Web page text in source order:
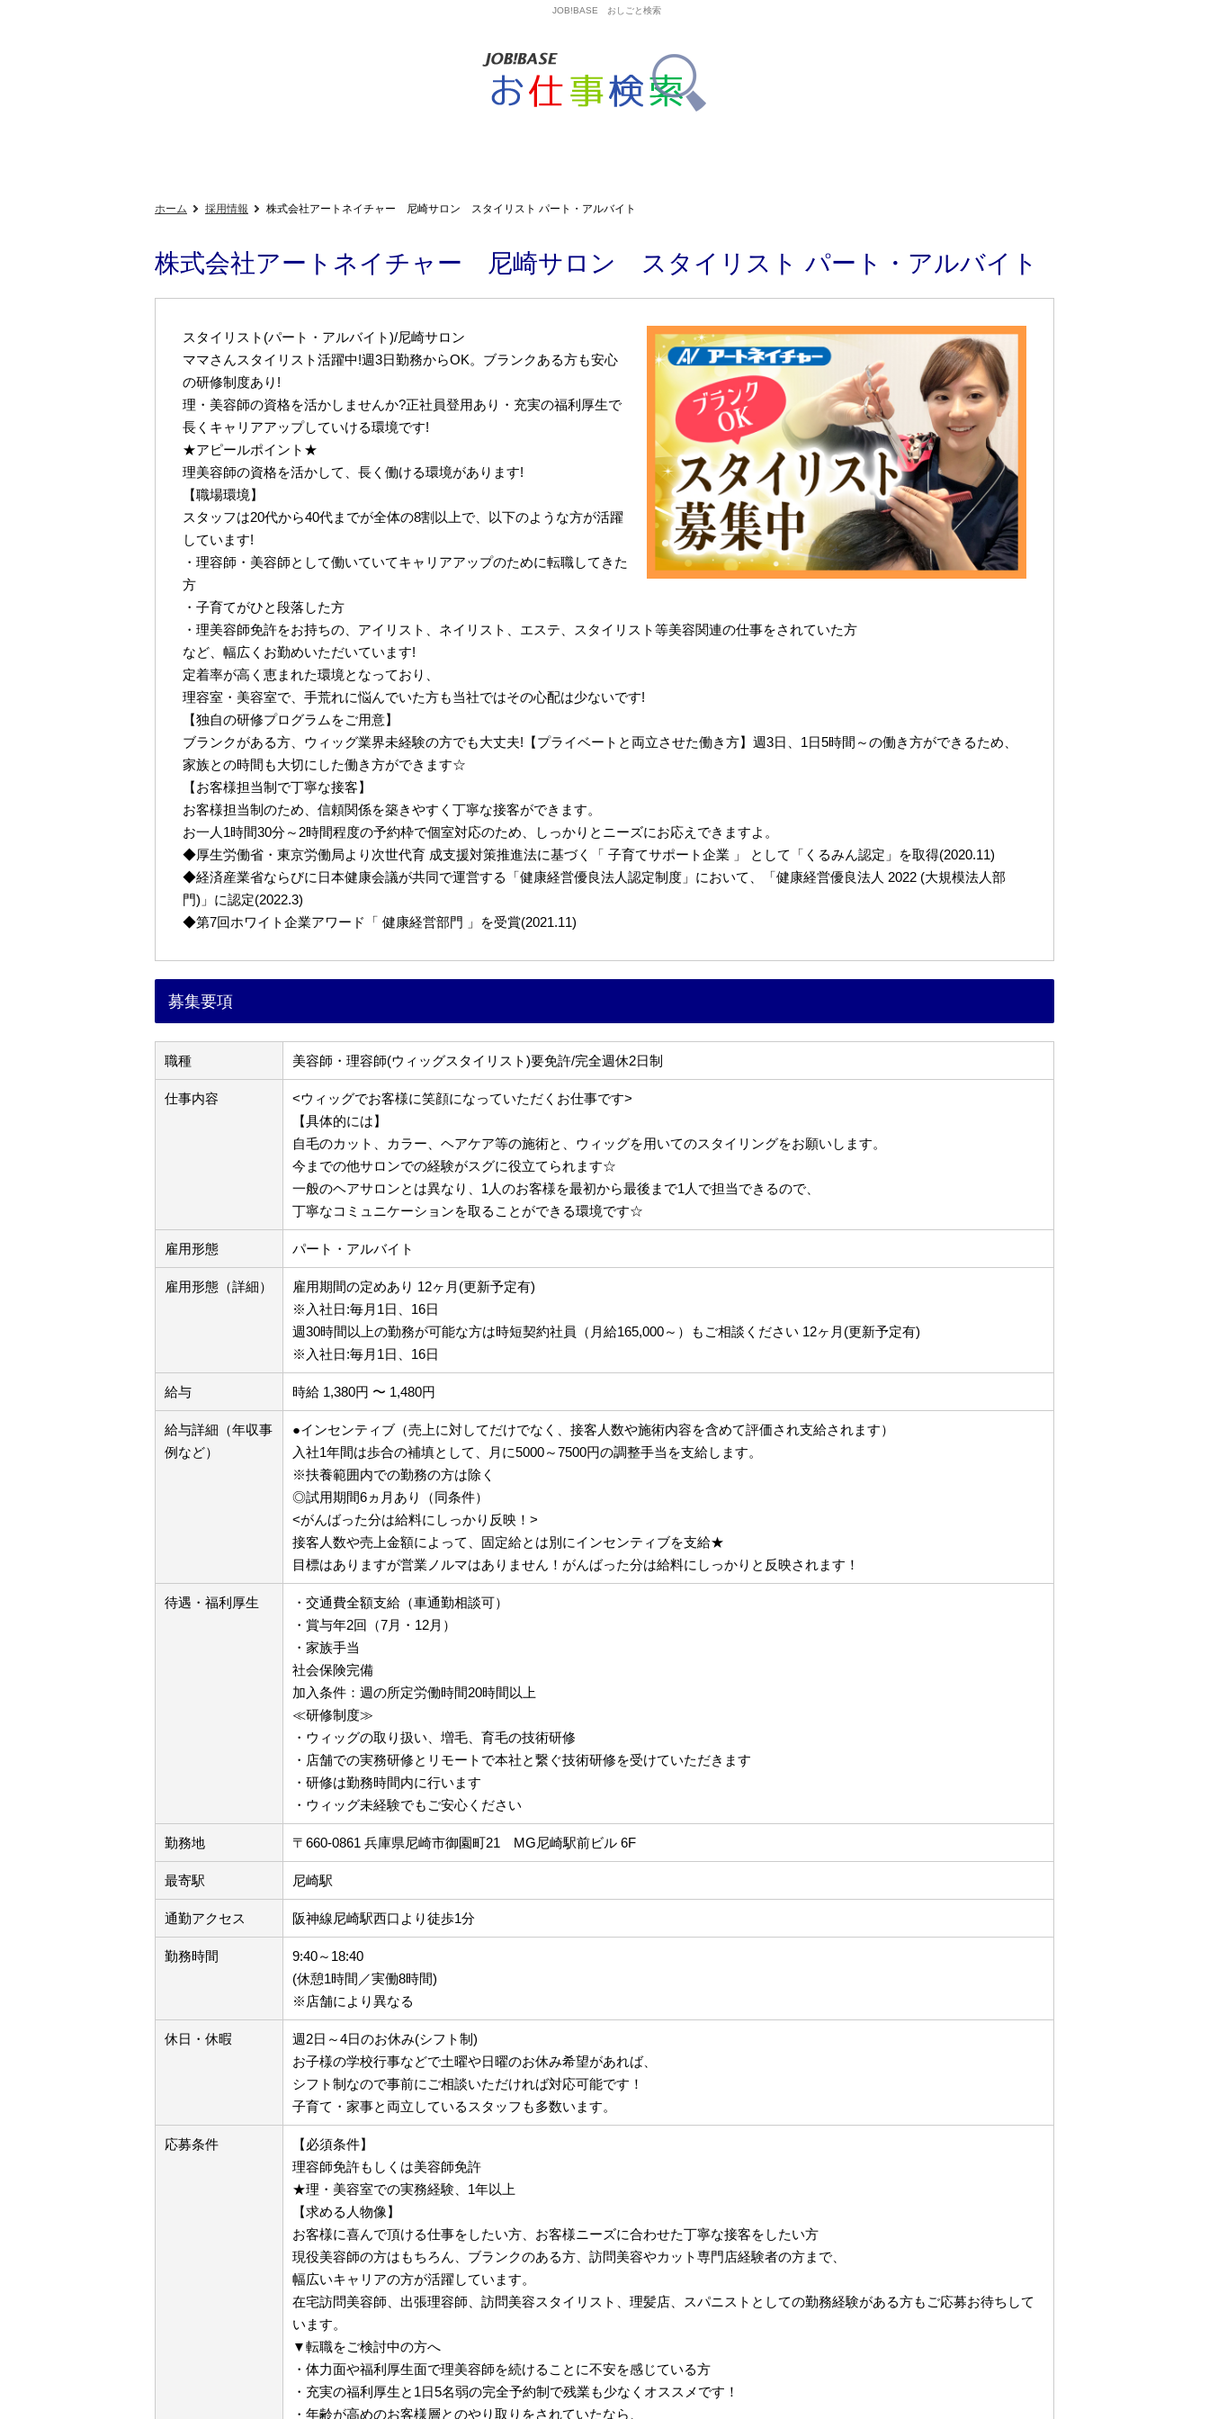
JOB!BASE おしごと検索
ホーム 採用情報 株式会社アートネイチャー 尼崎サロン スタイリスト パート・アルバイト
株式会社アートネイチャー 尼崎サロン スタイリスト パート・アルバイト
スタイリスト(パート・アルバイト)/尼崎サロン
ママさんスタイリスト活躍中!週3日勤務からOK。ブランクある方も安心
の研修制度あり!
理・美容師の資格を活かしませんか?正社員登用あり・充実の福利厚生で
長くキャリアアップしていける環境です!
★アピールポイント★
理美容師の資格を活かして、長く働ける環境があります!
【職場環境】
スタッフは20代から40代までが全体の8割以上で、以下のような方が活躍
しています!
・理容師・美容師として働いていてキャリアアップのために転職してきた
方
・子育てがひと段落した方
・理美容師免許をお持ちの、アイリスト、ネイリスト、エステ、スタイリスト等美容関連の仕事をされていた方
など、幅広くお勤めいただいています!
定着率が高く恵まれた環境となっており、
理容室・美容室で、手荒れに悩んでいた方も当社ではその心配は少ないです!
【独自の研修プログラムをご用意】
ブランクがある方、ウィッグ業界未経験の方でも大丈夫!【プライベートと両立させた働き方】週3日、1日5時間～の働き方ができるため、
家族との時間も大切にした働き方ができます☆
【お客様担当制で丁寧な接客】
お客様担当制のため、信頼関係を築きやすく丁寧な接客ができます。
お一人1時間30分～2時間程度の予約枠で個室対応のため、しっかりとニーズにお応えできますよ。
◆厚生労働省・東京労働局より次世代育 成支援対策推進法に基づく「 子育てサポート企業 」 として「くるみん認定」を取得(2020.11)
◆経済産業省ならびに日本健康会議が共同で運営する「健康経営優良法人認定制度」において、「健康経営優良法人 2022 (大規模法人部
門)」に認定(2022.3)
◆第7回ホワイト企業アワード「 健康経営部門 」を受賞(2021.11)
募集要項
職種 美容師・理容師(ウィッグスタイリスト)要免許/完全週休2日制
仕事内容
<ウィッグでお客様に笑顔になっていただくお仕事です>
【具体的には】
自毛のカット、カラー、ヘアケア等の施術と、ウィッグを用いてのスタイリングをお願いします。
今までの他サロンでの経験がスグに役立てられます☆
一般のヘアサロンとは異なり、1人のお客様を最初から最後まで1人で担当できるので、
丁寧なコミュニケーションを取ることができる環境です☆
雇用形態 パート・アルバイト
雇用形態（詳細）
雇用期間の定めあり 12ヶ月(更新予定有)
※入社日:毎月1日、16日
週30時間以上の勤務が可能な方は時短契約社員（月給165,000～）もご相談ください 12ヶ月(更新予定有)
※入社日:毎月1日、16日
給与 時給 1,380円 〜 1,480円
給与詳細（年収事
例など）
●インセンティブ（売上に対してだけでなく、接客人数や施術内容を含めて評価され支給されます）
入社1年間は歩合の補填として、月に5000～7500円の調整手当を支給します。
※扶養範囲内での勤務の方は除く
◎試用期間6ヵ月あり（同条件）
<がんばった分は給料にしっかり反映！>
接客人数や売上金額によって、固定給とは別にインセンティブを支給★
目標はありますが営業ノルマはありません！がんばった分は給料にしっかりと反映されます！
待遇・福利厚生
・交通費全額支給（車通勤相談可）
・賞与年2回（7月・12月）
・家族手当
社会保険完備
加入条件：週の所定労働時間20時間以上
≪研修制度≫
・ウィッグの取り扱い、増毛、育毛の技術研修
・店舗での実務研修とリモートで本社と繋ぐ技術研修を受けていただきます
・研修は勤務時間内に行います
・ウィッグ未経験でもご安心ください
勤務地 〒660-0861 兵庫県尼崎市御園町21 MG尼崎駅前ビル 6F
最寄駅 尼崎駅
通勤アクセス 阪神線尼崎駅西口より徒歩1分
勤務時間
9:40～18:40
(休憩1時間／実働8時間)
※店舗により異なる
休日・休暇
週2日～4日のお休み(シフト制)
お子様の学校行事などで土曜や日曜のお休み希望があれば、
シフト制なので事前にご相談いただければ対応可能です！
子育て・家事と両立しているスタッフも多数います。
応募条件
【必須条件】
理容師免許もしくは美容師免許
★理・美容室での実務経験、1年以上
【求める人物像】
お客様に喜んで頂ける仕事をしたい方、お客様ニーズに合わせた丁寧な接客をしたい方
現役美容師の方はもちろん、ブランクのある方、訪問美容やカット専門店経験者の方まで、
幅広いキャリアの方が活躍しています。
在宅訪問美容師、出張理容師、訪問美容スタイリスト、理髪店、スパニストとしての勤務経験がある方もご応募お待ちして
います。
▼転職をご検討中の方へ
・体力面や福利厚生面で理美容師を続けることに不安を感じている方
・充実の福利厚生と1日5名弱の完全予約制で残業も少なくオススメです！
・年齢が高めのお客様層とのやり取りをされていたなら、